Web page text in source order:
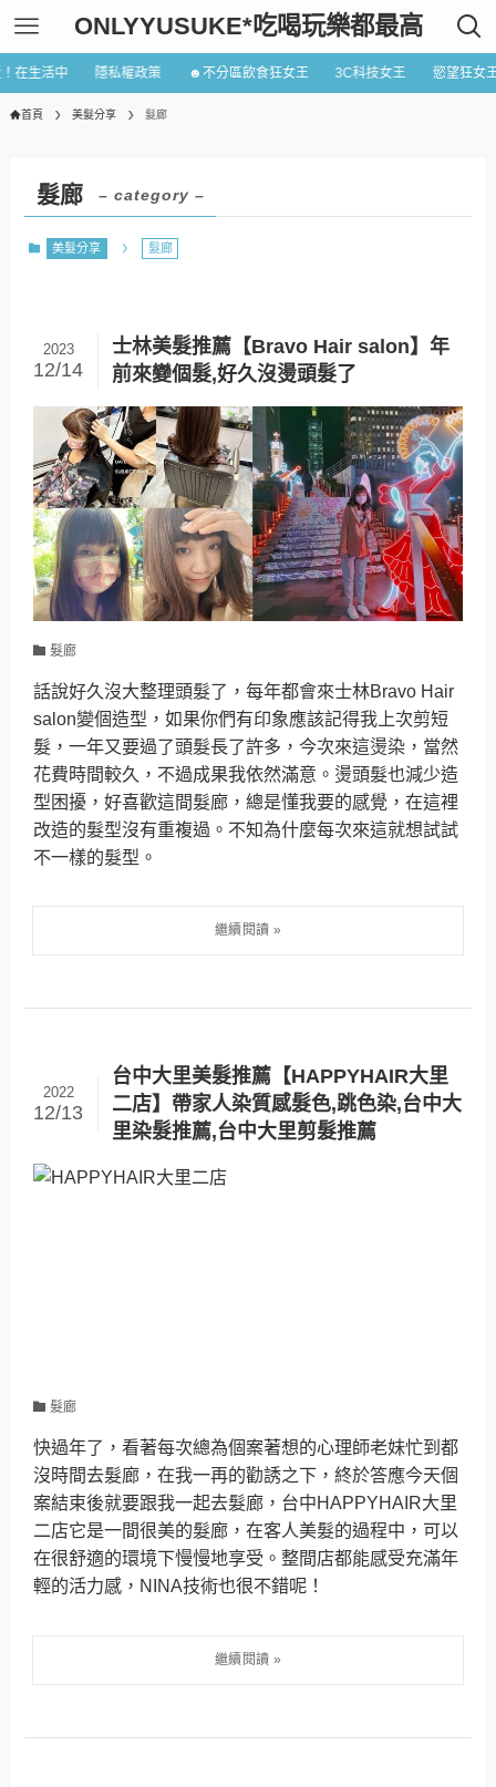
ONLYYUSUKE*吃喝玩樂都最高
在生活中 隱私權政策 ☻不分區飲食狂女王 3C科技女王 慾望狂女
首頁 美髮分享 髮廊
髮廊 – category –
美髮分享 髮廊
士林美髮推薦【Bravo Hair salon】年
前來變個髮,好久沒燙頭髮了
2023
12/14
髮廊
話說好久沒大整理頭髮了，每年都會來士林Bravo Hair
salon變個造型，如果你們有印象應該記得我上次剪短
髮，一年又要過了頭髮長了許多，今次來這燙染，當然
花費時間較久，不過成果我依然滿意。燙頭髮也減少造
型困擾，好喜歡這間髮廊，總是懂我要的感覺，在這裡
改造的髮型沒有重複過。不知為什麼每次來這就想試試
不一樣的髮型。
台中大里美髮推薦【HAPPYHAIR大里
二店】帶家人染質感髮色,跳色染,台中大
里染髮推薦,台中大里剪髮推薦
2022
12/13
髮廊
快過年了，看著每次總為個案著想的心理師老妹忙到都
沒時間去髮廊，在我一再的勸誘之下，終於答應今天個
案結束後就要跟我一起去髮廊，台中HAPPYHAIR大里
二店它是一間很美的髮廊，在客人美髮的過程中，可以
在很舒適的環境下慢慢地享受。整間店都能感受充滿年
輕的活力感，NINA技術也很不錯呢！